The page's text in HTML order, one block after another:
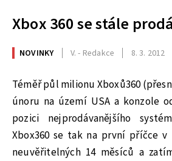
Xbox 360 se stále
NOVINKY V. - Redakce 8. 3. 2012
Téměř půl milionu Xboxů360
únoru na území USA a konzole
pozici nejprodávanějšího
Xbox360 se tak na první příčce
neuvěřitelných 14 měsíců a